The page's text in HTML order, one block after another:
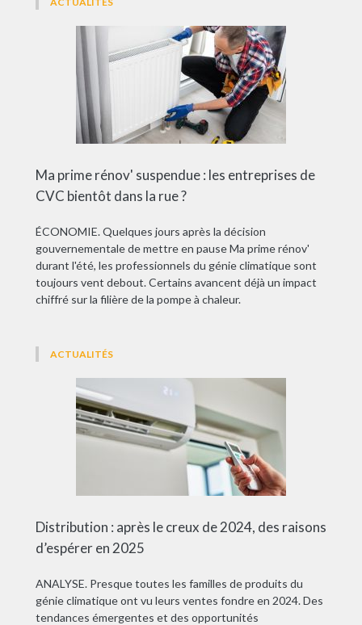
Ma prime rénov' suspendue : les entreprises de
CVC bientôt dans la rue ?
ÉCONOMIE. Quelques jours après la décision
gouvernementale de mettre en pause Ma prime rénov'
durant l'été, les professionnels du génie climatique sont
toujours vent debout. Certains avancent déjà un impact
chiffré sur la filière de la pompe à chaleur.
ACTUALITÉS
Distribution : après le creux de 2024, des raisons
d’espérer en 2025
ANALYSE. Presque toutes les familles de produits du
génie climatique ont vu leurs ventes fondre en 2024. Des
tendances émergentes et des opportunités